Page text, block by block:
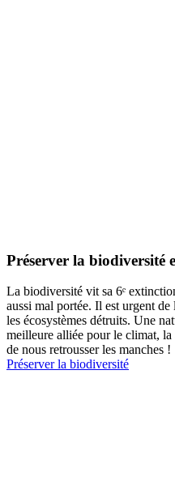
Préserver la biodiversité
La biodiversité vit sa 6ᵉ
aussi mal portée. Il est urgent
les écosystèmes détruits. Une
meilleure alliée pour le climat,
de nous retrousser les manches !
Préserver la biodiversité